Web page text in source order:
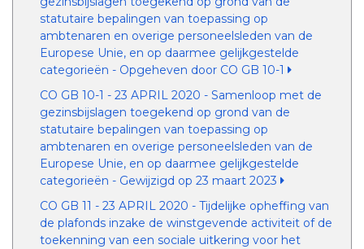
statutaire bepalingen van toepassing op
ambtenaren en overige personeelsleden van de
Europese Unie, en op daarmee gelijkgestelde
categorieën - Opgeheven door CO GB 10-1
CO GB 10-1 - 23 APRIL 2020 - Samenloop met de
gezinsbijslagen toegekend op grond van de
statutaire bepalingen van toepassing op
ambtenaren en overige personeelsleden van de
Europese Unie, en op daarmee gelijkgestelde
categorieën - Gewijzigd op 23 maart 2023
CO GB 11 - 23 APRIL 2020 - Tijdelijke opheffing van
de plafonds inzake de winstgevende activiteit of de
toekenning van een sociale uitkering voor het